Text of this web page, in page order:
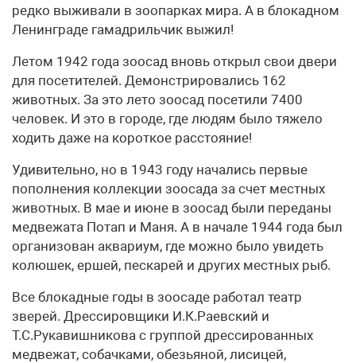
редко выживали в зоопарках мира. А в блокадном
Ленинграде гамадрильчик выжил!
Летом 1942 года зоосад вновь открыл свои двери
для посетителей. Демонстрировались 162
животных. За это лето зоосад посетили 7400
человек. И это в городе, где людям было тяжело
ходить даже на короткое расстояние!
Удивительно, но в 1943 году начались первые
пополнения коллекции зоосада за счет местных
животных. В мае и июне в зоосад были переданы
медвежата Потап и Маня. А в начале 1944 года был
организован аквариум, где можно было увидеть
колюшек, ершей, пескарей и других местных рыб.
Все блокадные годы в зоосаде работал театр
зверей. Дрессировщики И.К.Раевский и
Т.С.Рукавишникова с группой дрессированных
медвежат, собачками, обезьяной, лисицей,